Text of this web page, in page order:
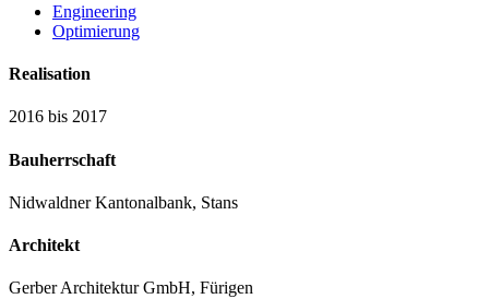
Engineering
Optimierung
Realisation
2016 bis 2017
Bauherrschaft
Nidwaldner Kantonalbank, Stans
Architekt
Gerber Architektur GmbH, Fürigen